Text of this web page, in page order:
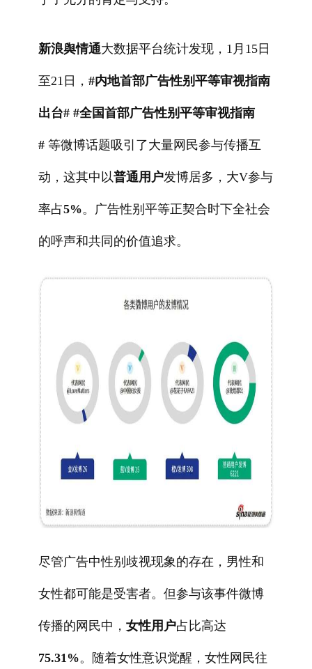
新浪舆情通大数据平台统计发现，1月15日
至21日， #内地首部广告性别平等审视指南
出台# #全国首部广告性别平等审视指南
# 等微博话题吸引了大量网民参与传播互
动，这其中以普通用户发博居多，大V参与
率占5%。广告性别平等正契合时下全社会
的呼声和共同的价值追求。
尽管广告中性别歧视现象的存在，男性和
女性都可能是受害者。但参与该事件微博
传播的网民中， 女性用户占比高达
75.31%。随着女性意识觉醒，女性网民往